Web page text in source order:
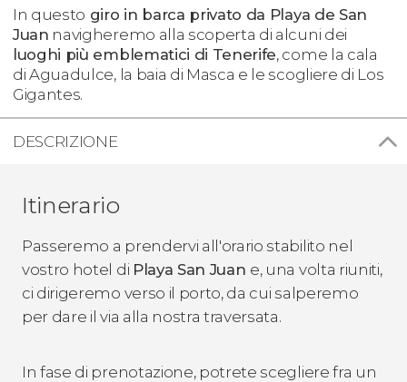
In questo giro in barca privato da Playa de San
Juan navigheremo alla scoperta di alcuni dei
luoghi più emblematici di Tenerife, come la cala
di Aguadulce, la baia di Masca e le scogliere di Los
Gigantes.
DESCRIZIONE
Itinerario
Passeremo a prendervi all'orario stabilito nel
vostro hotel di Playa San Juan e, una volta riuniti,
ci dirigeremo verso il porto, da cui salperemo
per dare il via alla nostra traversata.
In fase di prenotazione, potrete scegliere fra un